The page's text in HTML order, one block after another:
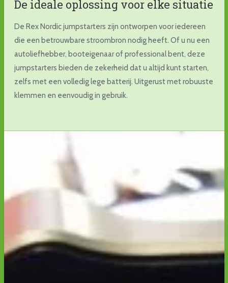
De ideale oplossing voor elke situatie
De Rex Nordic jumpstarters zijn ontworpen voor iedereen
die een betrouwbare stroombron nodig heeft. Of u nu een
autoliefhebber, booteigenaar of professional bent, deze
jumpstarters bieden de zekerheid dat u altijd kunt starten,
zelfs met een volledig lege batterij. Uitgerust met robuuste
klemmen en eenvoudig in gebruik.